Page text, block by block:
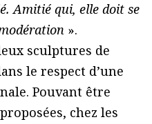
Amitié qui, elle doit se
».
sculptures de
le respect d’une
Pouvant être
chez les